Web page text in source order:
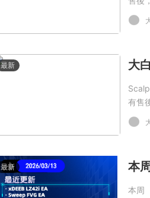
最新
有售
最新 本
本周